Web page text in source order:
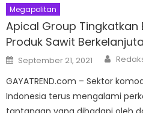
Megapolitan
Apical Group Tingkatkan
Produk Sawit
Posted
on
September 21, 2021 Author
GAYATREND.com – Sektor
Indonesia terus mengalami